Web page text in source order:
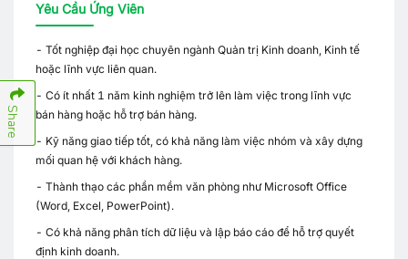
Yêu Cầu Ứng Viên
- Tốt nghiệp đại học chuyên ngành Quản trị Kinh doanh, Kinh tế
hoặc lĩnh vực liên quan.
- Có ít nhất 1 năm kinh nghiệm trở lên làm việc trong lĩnh vực
bán hàng hoặc hỗ trợ bán hàng.
- Kỹ năng giao tiếp tốt, có khả năng làm việc nhóm và xây dựng
mối quan hệ với khách hàng.
- Thành thạo các phần mềm văn phòng như Microsoft Office
(Word, Excel, PowerPoint).
- Có khả năng phân tích dữ liệu và lập báo cáo để hỗ trợ quyết
định kinh doanh.
Share